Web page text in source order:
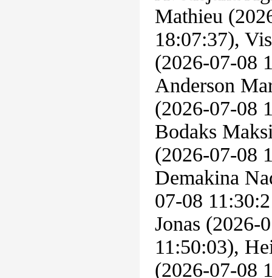
Mathieu
18:07:37),
(2026-07-08
Anderson
(2026-07-08
Bodaks
(2026-07-08
Demakina
07-08
Jonas (2026-
11:50:03),
(2026-07-08